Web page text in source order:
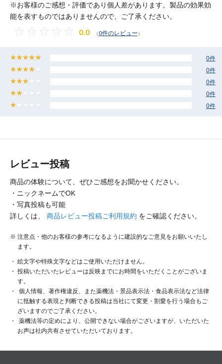
※お客様のご感想・評価であり個人差があります。製品の効果効
能を表すものではありませんので、ご了承ください。
0.0 （0件のレビュー）
0件
0件
0件
0件
0件
レビュー投稿
商品の体験について、ぜひご感想をお聞かせください。
・ニックネームでOK
・写真投稿も可能
詳しくは、 商品レビュー投稿ご利用規約 をご確認ください。
注意点・他のお客様の参考になるように建設的なご意見をお願いいたし
ます。
絵文字や特殊文字などはご使用いただけません。
投稿いただいたレビューは反映までにお時間をいただくことがございま
す。
個人情報、著作権違反、また薬機法・景品表示法・食品表示法など法律
に抵触する表現と判断できる投稿は当社にて変更・割愛を行う場合もご
ざいますのでご了承ください。
薬機法等の定めにより、公開できない場合がございますが、いただいた
お声は社内共有させていただいております。